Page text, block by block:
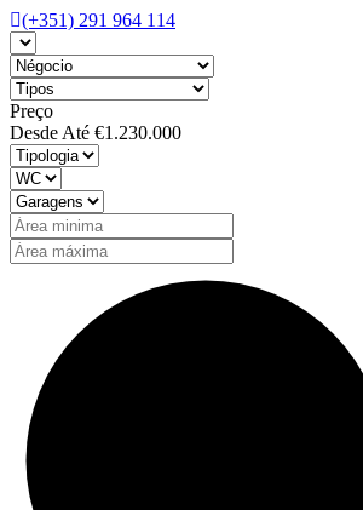
(+351) 291 964 114
Preço
Desde Até €1.230.000